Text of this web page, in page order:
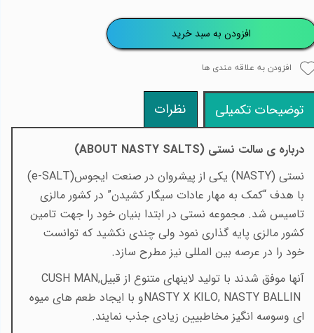
افزودن به سبد خرید
افزودن به علاقه مندی ها
توضیحات تکمیلی نظرات
درباره ی سالت نستی (ABOUT NASTY SALTS
)
نستی(NASTY) یکی از پیشروان در صنعت ایجوس(e-SALT)
با هدف “کمک به مهار عادات سیگار کشیدن” در کشور مالزی
تاسیس شد. مجموعه نستی در ابتدا بنیان خود را جهت تامین
کشور مالزی پایه گذاری نمود ولی چندی نکشید که توانست
خود را در عرصه بین المللی نیز مطرح سازد.
آنها موفق شدند با تولید لاینهای متنوع از قبیلCUSH MAN,
NASTY X KILO, NASTY BALLINو با ایجاد طعم های میوه
ای وسوسه انگیز مخاطبیین زیادی جذب نمایند.